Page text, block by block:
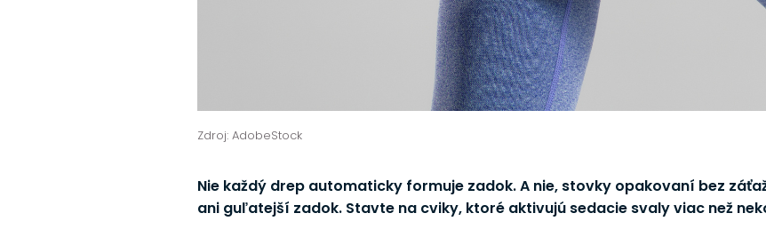
Zdroj: AdobeStock
Nie každý drep automaticky formuje zadok. A nie, stovky opakovaní bez
ani guľatejší zadok. Stavte na cviky, ktoré aktivujú sedacie svaly viac než